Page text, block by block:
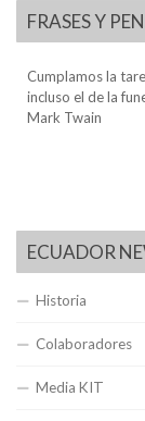
FRASES Y
Cumplamos la
incluso el de la
Mark Twain
ECUADOR
Historia
Colaboradores
Media KIT